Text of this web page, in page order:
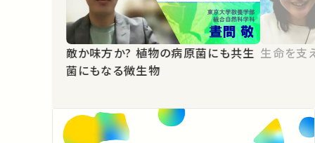
敵か味方か? 植物の病原菌にも共生
菌にもなる微生物
生命を支